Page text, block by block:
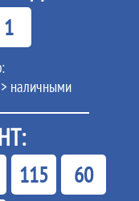
1
наличными
115
60